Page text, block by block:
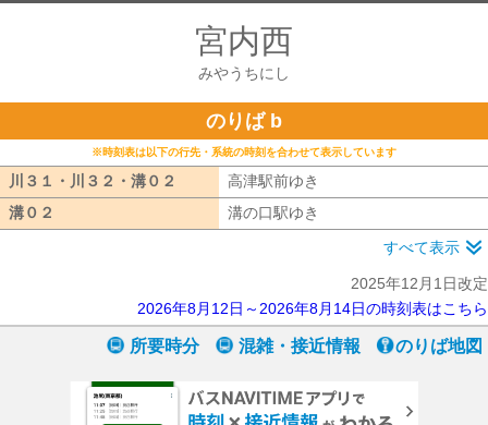
宮内西
みやうちにし
のりば b
※時刻表は以下の行先・系統の時刻を合わせて表示しています
川３１・川３２・溝０２ 川３１・川３２・溝０２
高津駅前ゆき
溝０２
溝の口駅ゆき
すべて表示
2025年12月1日改定
2026年8月12日～2026年8月14日の時刻表はこちら
所要時分 混雑・接近情報 のりば地図